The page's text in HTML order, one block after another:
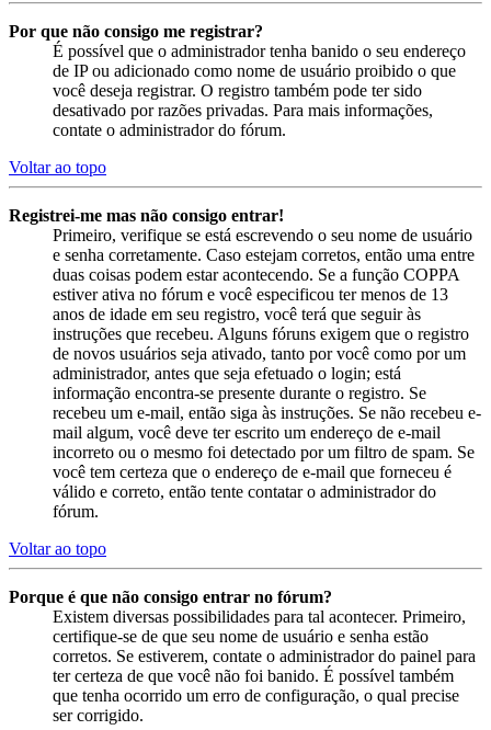
Por que não consigo me registrar?
É possível que o administrador tenha banido o seu endereço
de IP ou adicionado como nome de usuário proibido o que
você deseja registrar. O registro também pode ter sido
desativado por razões privadas. Para mais informações,
contate o administrador do fórum.
Voltar ao topo
Registrei-me mas não consigo entrar!
Primeiro, verifique se está escrevendo o seu nome de usuário
e senha corretamente. Caso estejam corretos, então uma entre
duas coisas podem estar acontecendo. Se a função COPPA
estiver ativa no fórum e você especificou ter menos de 13
anos de idade em seu registro, você terá que seguir às
instruções que recebeu. Alguns fóruns exigem que o registro
de novos usuários seja ativado, tanto por você como por um
administrador, antes que seja efetuado o login; está
informação encontra-se presente durante o registro. Se
recebeu um e-mail, então siga às instruções. Se não recebeu e-
mail algum, você deve ter escrito um endereço de e-mail
incorreto ou o mesmo foi detectado por um filtro de spam. Se
você tem certeza que o endereço de e-mail que forneceu é
válido e correto, então tente contatar o administrador do
fórum.
Voltar ao topo
Porque é que não consigo entrar no fórum?
Existem diversas possibilidades para tal acontecer. Primeiro,
certifique-se de que seu nome de usuário e senha estão
corretos. Se estiverem, contate o administrador do painel para
ter certeza de que você não foi banido. É possível também
que tenha ocorrido um erro de configuração, o qual precise
ser corrigido.